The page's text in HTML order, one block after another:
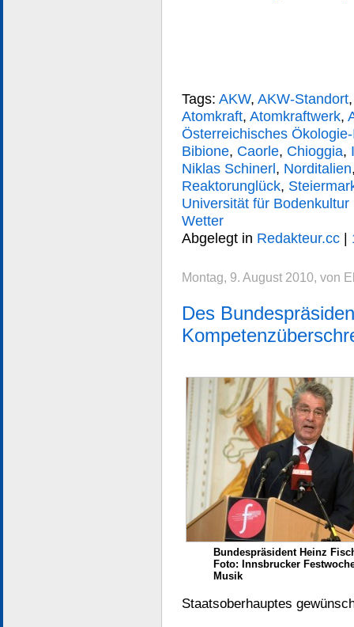
Tags: AKW, AKW-Standort
Atomkraft, Atomkraftwerk,
Österreichisches
Bibione, Caorle, Chioggia,
Niklas Schinerl, Norditalien
Reaktorunglück,
Universität für Bodenkultur
Wetter
Abgelegt in Redakteur.cc |
Montag, 9. August 2010, von
Des
Bundespräsident Heinz
Foto: Innsbrucker
Musik
Staatsoberhauptes